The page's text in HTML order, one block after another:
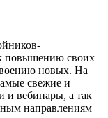
повышению своих
новых. На
свежие и
и вебинары, а так
направлениям